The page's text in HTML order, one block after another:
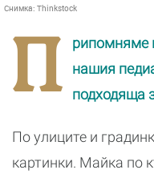
Снимка: Thinkstock
П
рипомняме
нашия
подходяща
По улиците и
картинки. Майка по